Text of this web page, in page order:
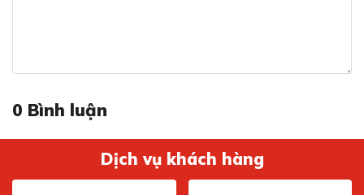
0 Bình luận
Dịch vụ khách hàng